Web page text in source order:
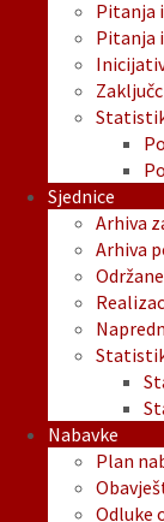
Pitanja
Pitanja
Sjednice
Arhiva
Arhiva
Nabavke
Plan
Odluke